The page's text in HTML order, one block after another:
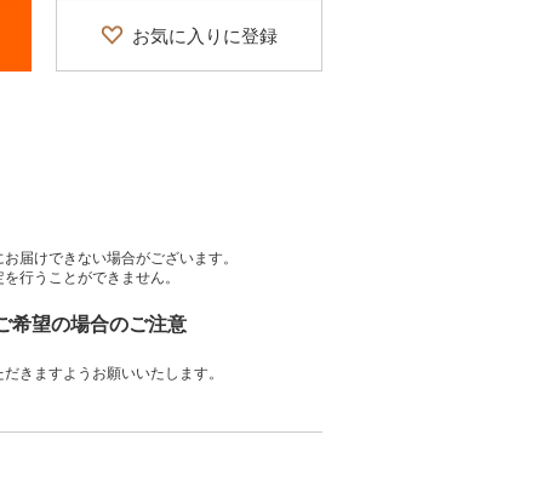
お気に入りに登録
届けできない場合がございます。
行うことができません。
希望の場合のご注意
きますようお願いいたします。